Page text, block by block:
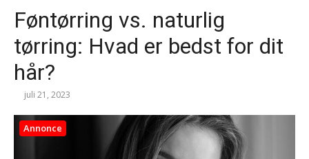
Føntørring vs. naturlig
tørring: Hvad er bedst for dit
hår?
juli 21, 2023
Annonce